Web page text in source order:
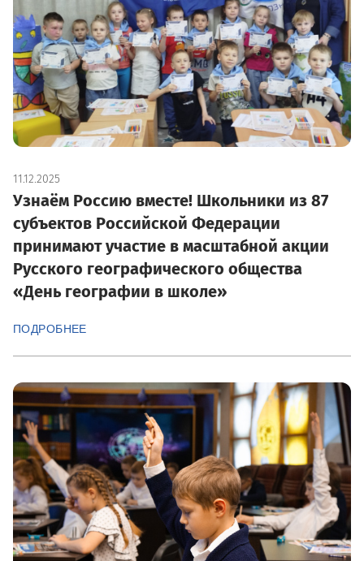
11.12.2025
Узнаём Россию вместе! Школьники из 87
субъектов Российской Федерации
принимают участие в масштабной акции
Русского географического общества
«День географии в школе»
ПОДРОБНЕЕ